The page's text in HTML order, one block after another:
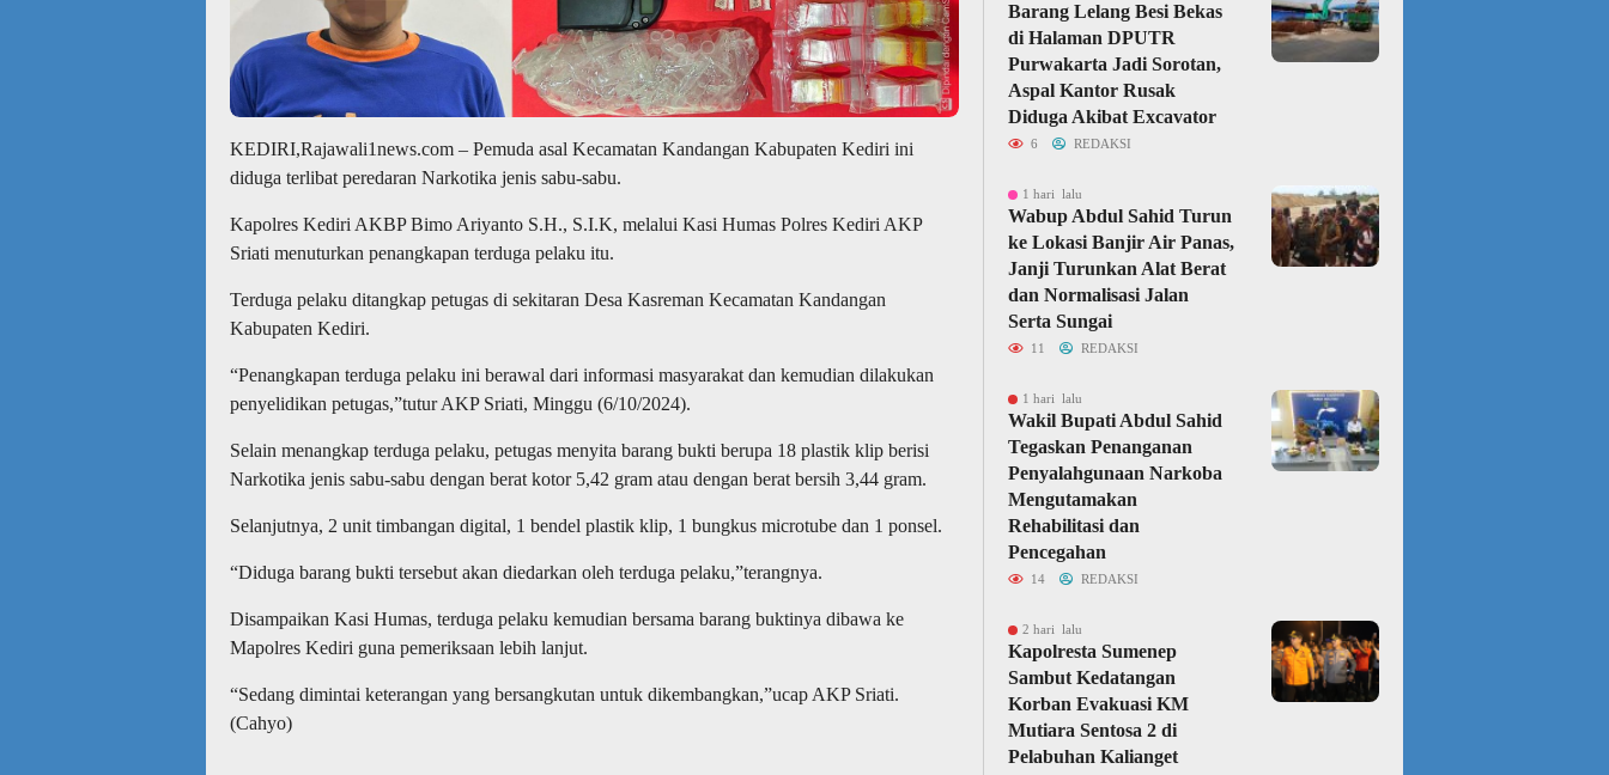
KEDIRI,Rajawali1news.com – Pemuda asal Kecamatan Kandangan Kabupaten Kediri ini
diduga terlibat peredaran Narkotika jenis sabu-sabu.
Kapolres Kediri AKBP Bimo Ariyanto S.H., S.I.K, melalui Kasi Humas Polres Kediri AKP
Sriati menuturkan penangkapan terduga pelaku itu.
Terduga pelaku ditangkap petugas di sekitaran Desa Kasreman Kecamatan Kandangan
Kabupaten Kediri.
“Penangkapan terduga pelaku ini berawal dari informasi masyarakat dan kemudian dilakukan
penyelidikan petugas,”tutur AKP Sriati, Minggu (6/10/2024).
Selain menangkap terduga pelaku, petugas menyita barang bukti berupa 18 plastik klip berisi
Narkotika jenis sabu-sabu dengan berat kotor 5,42 gram atau dengan berat bersih 3,44 gram.
Selanjutnya, 2 unit timbangan digital, 1 bendel plastik klip, 1 bungkus microtube dan 1 ponsel.
“Diduga barang bukti tersebut akan diedarkan oleh terduga pelaku,”terangnya.
Disampaikan Kasi Humas, terduga pelaku kemudian bersama barang buktinya dibawa ke
Mapolres Kediri guna pemeriksaan lebih lanjut.
“Sedang dimintai keterangan yang bersangkutan untuk dikembangkan,”ucap AKP Sriati.
(Cahyo)
Barang Lelang Besi Bekas
di Halaman DPUTR
Purwakarta Jadi Sorotan,
Aspal Kantor Rusak
Diduga Akibat Excavator
6 REDAKSI
1 hari lalu
Wabup Abdul Sahid Turun
ke Lokasi Banjir Air Panas,
Janji Turunkan Alat Berat
dan Normalisasi Jalan
Serta Sungai
11 REDAKSI
1 hari lalu
Wakil Bupati Abdul Sahid
Tegaskan Penanganan
Penyalahgunaan Narkoba
Mengutamakan
Rehabilitasi dan
Pencegahan
14 REDAKSI
2 hari lalu
Kapolresta Sumenep
Sambut Kedatangan
Korban Evakuasi KM
Mutiara Sentosa 2 di
Pelabuhan Kalianget